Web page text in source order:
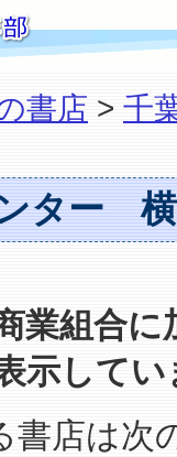
書店 > 千
ター
業組合
示して
書店は次